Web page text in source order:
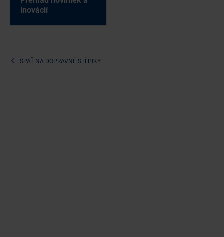
ino­vá­cií
SPÄŤ NA DOPRAVNÉ STĹPIKY